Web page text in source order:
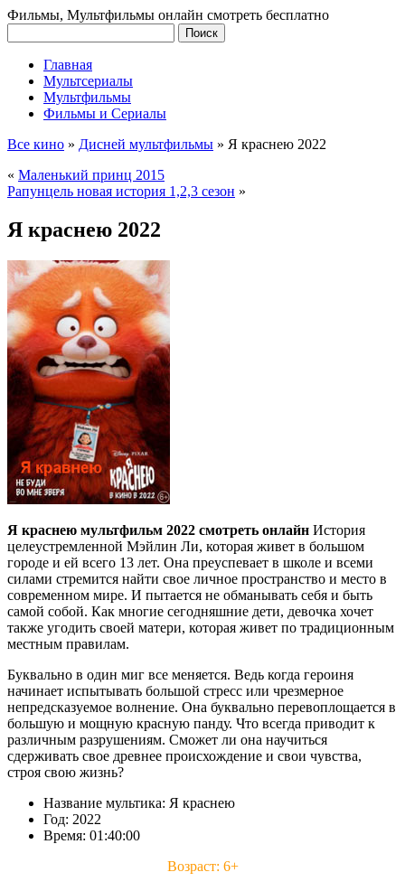
Фильмы, Мультфильмы онлайн смотреть бесплатно
Главная
Мультсериалы
Мультфильмы
Фильмы и Сериалы
Все кино » Дисней мультфильмы » Я краснею 2022
« Маленький принц 2015
Рапунцель новая история 1,2,3 сезон »
Я краснею 2022
Я краснею мультфильм 2022 смотреть онлайн История
целеустремленной Мэйлин Ли, которая живет в большом
городе и ей всего 13 лет. Она преуспевает в школе и всеми
силами стремится найти свое личное пространство и место в
современном мире. И пытается не обманывать себя и быть
самой собой. Как многие сегодняшние дети, девочка хочет
также угодить своей матери, которая живет по традиционным
местным правилам.
Буквально в один миг все меняется. Ведь когда героиня
начинает испытывать большой стресс или чрезмерное
непредсказуемое волнение. Она буквально перевоплощается в
большую и мощную красную панду. Что всегда приводит к
различным разрушениям. Сможет ли она научиться
сдерживать свое древнее происхождение и свои чувства,
строя свою жизнь?
Название мультика: Я краснею
Год: 2022
Время: 01:40:00
Возраст: 6+